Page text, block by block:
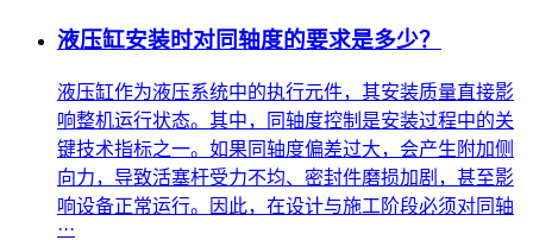
液压缸安装时对同轴度的要求是多少？
液压缸作为液压系统中的执行元件，其安装质量直接影
响整机运行状态。其中，同轴度控制是安装过程中的关
键技术指标之一。如果同轴度偏差过大，会产生附加侧
向力，导致活塞杆受力不均、密封件磨损加剧，甚至影
响设备正常运行。因此，在设计与施工阶段必须对同轴
···